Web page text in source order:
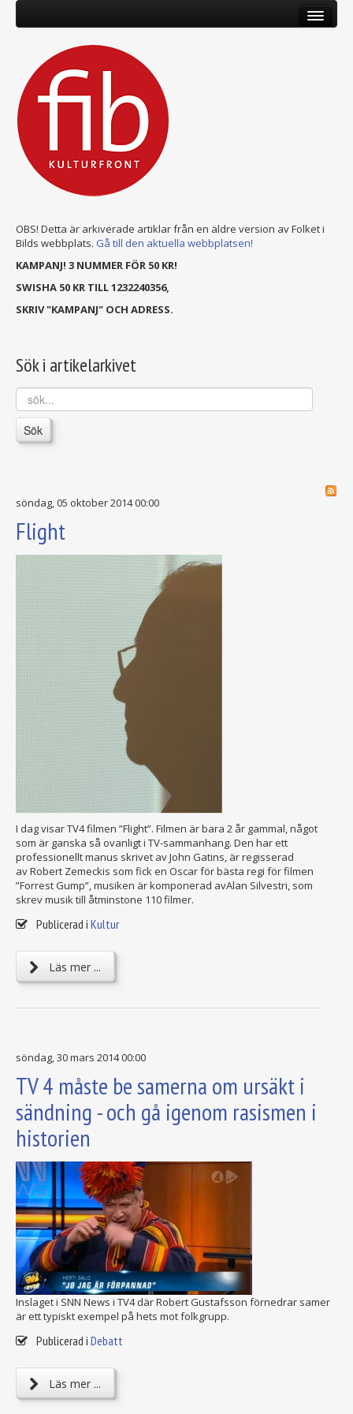
OBS! Detta är arkiverade artiklar från en äldre version av Folket i
Bilds webbplats. Gå till den aktuella webbplatsen!
KAMPANJ! 3 NUMMER FÖR 50 KR!
SWISHA 50 KR TILL 1232240356,
SKRIV "KAMPANJ" OCH ADRESS.
Sök i artikelarkivet
sök...
Sök
söndag, 05 oktober 2014 00:00
Flight
I dag visar TV4 filmen ”Flight”. Filmen är bara 2 år gammal, något
som är ganska så ovanligt i TV-sammanhang. Den har ett
professionellt manus skrivet av John Gatins, är regisserad
av Robert Zemeckis som fick en Oscar för bästa regi för filmen
”Forrest Gump”, musiken är komponerad avAlan Silvestri, som
skrev musik till åtminstone 110 filmer.
Publicerad i Kultur
Läs mer ...
söndag, 30 mars 2014 00:00
TV 4 måste be samerna om ursäkt i
sändning - och gå igenom rasismen i
historien
Inslaget i SNN News i TV4 där Robert Gustafsson förnedrar samer
är ett typiskt exempel på hets mot folkgrupp.
Publicerad i Debatt
Läs mer ...